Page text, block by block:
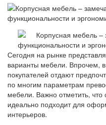
Сегодня на рынке
варианты мебели. Впрочем,
покупателей отдают
по многим параметрам
мебели. Важно отметить,
идеально подходит для
интерьеров.